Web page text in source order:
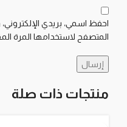
احفظ اسمي، بريدي
المتصفح لاستخدامها المرة
منتجات ذات صلة